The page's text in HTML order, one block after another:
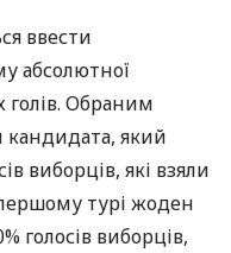
ввести
абсолютної
голів. Обраним
який
виборців, які взяли
турі жоден
голосів виборців,